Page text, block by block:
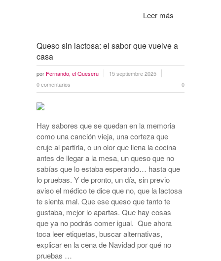
Leer más
Queso sin lactosa: el sabor que vuelve a
casa
por Fernando, el Queseru
15 septiembre 2025
0 comentarios
0
Hay sabores que se quedan en la memoria
como una canción vieja, una corteza que
cruje al partirla, o un olor que llena la cocina
antes de llegar a la mesa, un queso que no
sabías que lo estaba esperando… hasta que
lo pruebas. Y de pronto, un día, sin previo
aviso el médico te dice que no, que la lactosa
te sienta mal. Que ese queso que tanto te
gustaba, mejor lo apartas. Que hay cosas
que ya no podrás comer igual. Que ahora
toca leer etiquetas, buscar alternativas,
explicar en la cena de Navidad por qué no
pruebas …